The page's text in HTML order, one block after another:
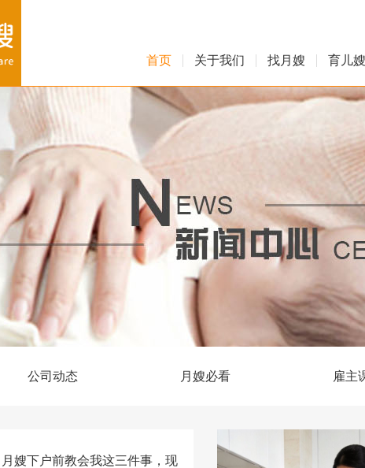
首页 关于我们 找月嫂 育儿嫂
公司动态 月嫂必看 雇主
月嫂下户前教会我这三件事，现